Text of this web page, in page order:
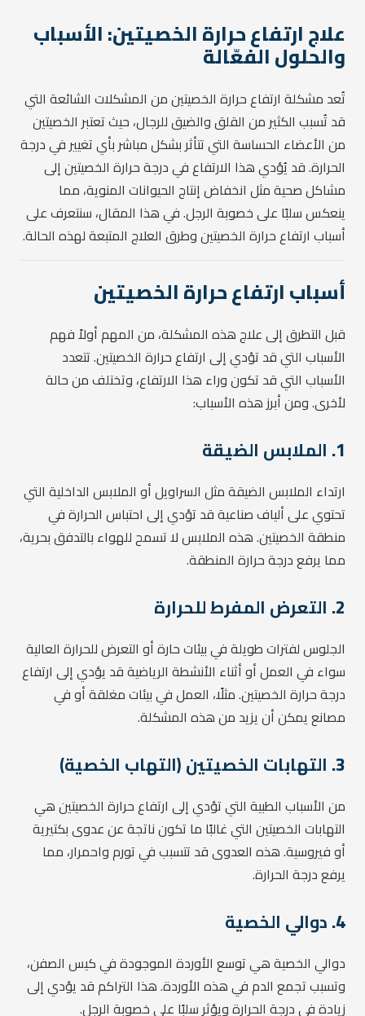
علاج ارتفاع حرارة الخصيتين: الأسباب
والحلول الفعّالة
تُعد مشكلة ارتفاع حرارة الخصيتين من المشكلات الشائعة التي
قد تُسبب الكثير من القلق والضيق للرجال، حيث تعتبر الخصيتين
من الأعضاء الحساسة التي تتأثر بشكل مباشر بأي تغيير في درجة
الحرارة. قد يُؤدي هذا الارتفاع في درجة حرارة الخصيتين إلى
مشاكل صحية مثل انخفاض إنتاج الحيوانات المنوية، مما
ينعكس سلبًا على خصوبة الرجل. في هذا المقال، سنتعرف على
أسباب ارتفاع حرارة الخصيتين وطرق العلاج المتبعة لهذه الحالة.
أسباب ارتفاع حرارة الخصيتين
قبل التطرق إلى علاج هذه المشكلة، من المهم أولاً فهم
الأسباب التي قد تؤدي إلى ارتفاع حرارة الخصيتين. تتعدد
الأسباب التي قد تكون وراء هذا الارتفاع، وتختلف من حالة
لأخرى. ومن أبرز هذه الأسباب:
1. الملابس الضيقة
ارتداء الملابس الضيقة مثل السراويل أو الملابس الداخلية التي
تحتوي على ألياف صناعية قد تؤدي إلى احتباس الحرارة في
منطقة الخصيتين. هذه الملابس لا تسمح للهواء بالتدفق بحرية،
مما يرفع درجة حرارة المنطقة.
2. التعرض المفرط للحرارة
الجلوس لفترات طويلة في بيئات حارة أو التعرض للحرارة العالية
سواء في العمل أو أثناء الأنشطة الرياضية قد يؤدي إلى ارتفاع
درجة حرارة الخصيتين. مثلًا، العمل في بيئات مغلقة أو في
مصانع يمكن أن يزيد من هذه المشكلة.
3. التهابات الخصيتين (التهاب الخصية)
من الأسباب الطبية التي تؤدي إلى ارتفاع حرارة الخصيتين هي
التهابات الخصيتين التي غالبًا ما تكون ناتجة عن عدوى بكتيرية
أو فيروسية. هذه العدوى قد تتسبب في تورم واحمرار، مما
يرفع درجة الحرارة.
4. دوالي الخصية
دوالي الخصية هي توسع الأوردة الموجودة في كيس الصفن،
وتسبب تجمع الدم في هذه الأوردة. هذا التراكم قد يؤدي إلى
زيادة في درجة الحرارة ويؤثر سلبًا على خصوبة الرجل.